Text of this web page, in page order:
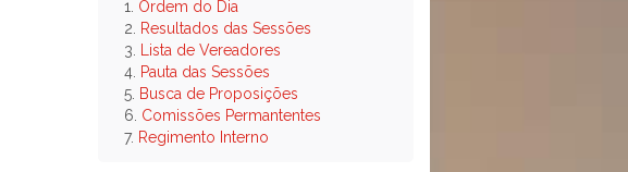
1. Ordem do Dia
2.
Resultados das Sessões
3.
Lista de Vereadores
4. Pauta das Sessões
5. Busca de Proposições
6. Comissões Permantentes
7. Regimento Interno